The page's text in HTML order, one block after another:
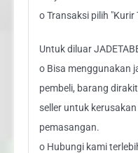
o Transaksi pilih
Untuk diluar
o Bisa menggunakan
pembeli, barang
seller untuk
pemasangan.
o Hubungi kami